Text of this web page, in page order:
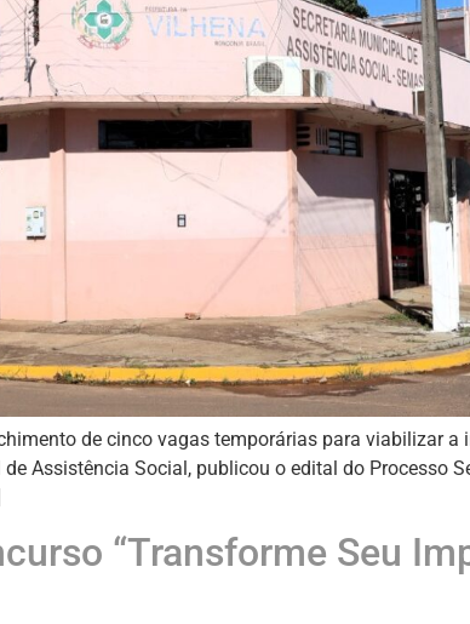
de cinco vagas temporárias para viabilizar
Assistência Social, publicou o edital do Processo
“Transforme Seu